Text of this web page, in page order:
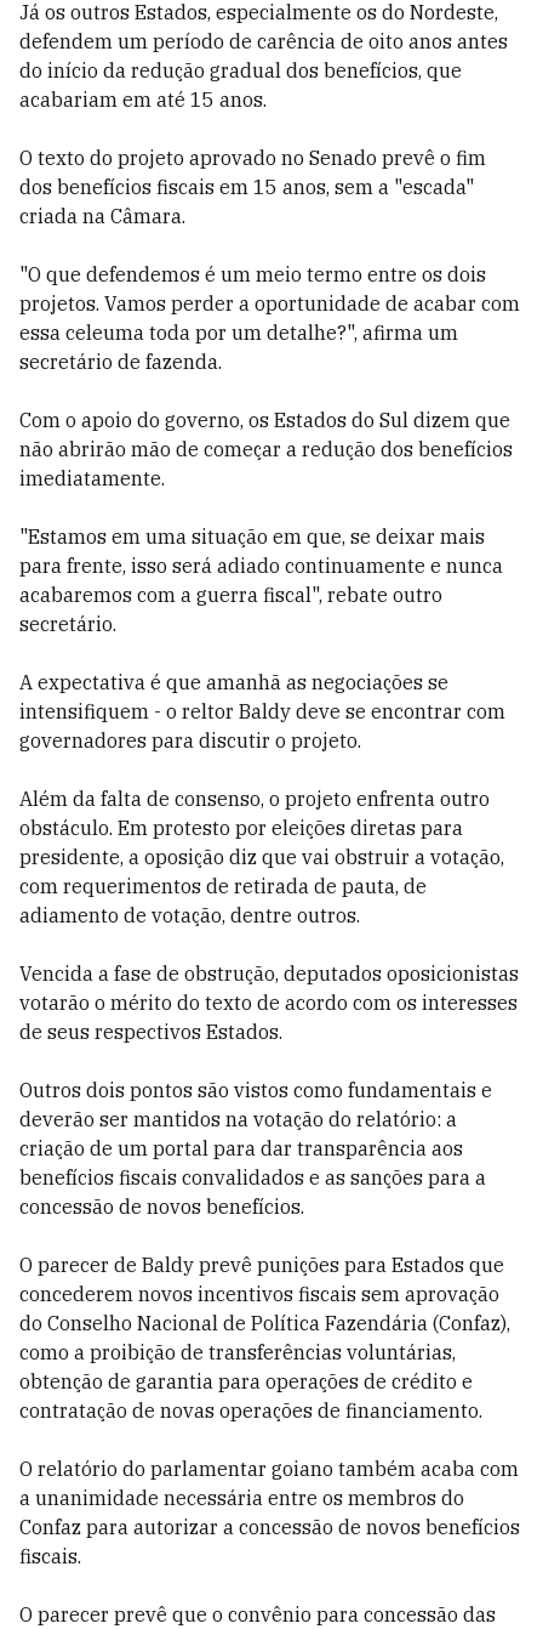
Já os outros Estados, especialmente os do Nordeste,
defendem um período de carência de oito anos antes
do início da redução gradual dos benefícios, que
acabariam em até 15 anos.
O texto do projeto aprovado no Senado prevê o fim
dos benefícios fiscais em 15 anos, sem a "escada"
criada na Câmara.
"O que defendemos é um meio termo entre os dois
projetos. Vamos perder a oportunidade de acabar com
essa celeuma toda por um detalhe?", afirma um
secretário de fazenda.
Com o apoio do governo, os Estados do Sul dizem que
não abrirão mão de começar a redução dos benefícios
imediatamente.
"Estamos em uma situação em que, se deixar mais
para frente, isso será adiado continuamente e nunca
acabaremos com a guerra fiscal", rebate outro
secretário.
A expectativa é que amanhã as negociações se
intensifiquem - o reltor Baldy deve se encontrar com
governadores para discutir o projeto.
Além da falta de consenso, o projeto enfrenta outro
obstáculo. Em protesto por eleições diretas para
presidente, a oposição diz que vai obstruir a votação,
com requerimentos de retirada de pauta, de
adiamento de votação, dentre outros.
Vencida a fase de obstrução, deputados oposicionistas
votarão o mérito do texto de acordo com os interesses
de seus respectivos Estados.
Outros dois pontos são vistos como fundamentais e
deverão ser mantidos na votação do relatório: a
criação de um portal para dar transparência aos
benefícios fiscais convalidados e as sanções para a
concessão de novos benefícios.
O parecer de Baldy prevê punições para Estados que
concederem novos incentivos fiscais sem aprovação
do Conselho Nacional de Política Fazendária (Confaz),
como a proibição de transferências voluntárias,
obtenção de garantia para operações de crédito e
contratação de novas operações de financiamento.
O relatório do parlamentar goiano também acaba com
a unanimidade necessária entre os membros do
Confaz para autorizar a concessão de novos benefícios
fiscais.
O parecer prevê que o convênio para concessão das